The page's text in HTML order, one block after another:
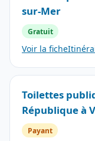
sur-Mer
Gratuit
Voir la fiche
Toilettes
République à
Payant